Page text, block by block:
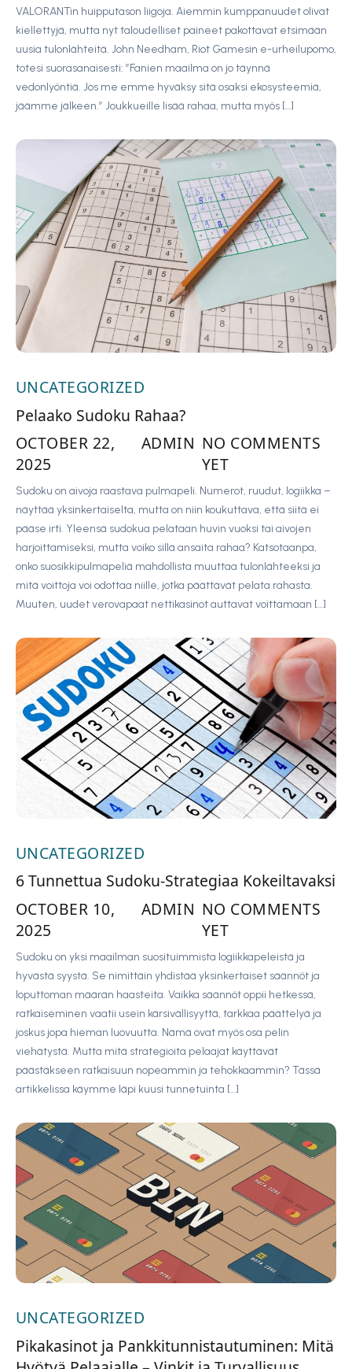
VALORANTin huipputason liigoja. Aiemmin kumppanuudet olivat
kiellettyjä, mutta nyt taloudelliset paineet pakottavat etsimään
uusia tulonlähteitä. John Needham, Riot Gamesin e-urheilupomo,
totesi suorasanaisesti: ”Fanien maailma on jo täynnä
vedonlyöntiä. Jos me emme hyväksy sitä osaksi ekosysteemiä,
jäämme jälkeen.” Joukkueille lisää rahaa, mutta myös […]
UNCATEGORIZED
Pelaako Sudoku Rahaa?
OCTOBER 22,
2025
ADMIN NO COMMENTS
YET
Sudoku on aivoja raastava pulmapeli. Numerot, ruudut, logiikka –
näyttää yksinkertaiselta, mutta on niin koukuttava, että siitä ei
pääse irti. Yleensä sudokua pelataan huvin vuoksi tai aivojen
harjoittamiseksi, mutta voiko sillä ansaita rahaa? Katsotaanpa,
onko suosikkipulmapeliä mahdollista muuttaa tulonlähteeksi ja
mitä voittoja voi odottaa niille, jotka päättävät pelata rahasta.
Muuten, uudet verovapaat nettikasinot auttavat voittamaan […]
UNCATEGORIZED
6 Tunnettua Sudoku-Strategiaa Kokeiltavaksi
OCTOBER 10,
2025
ADMIN NO COMMENTS
YET
Sudoku on yksi maailman suosituimmista logiikkapeleistä ja
hyvästä syystä. Se nimittäin yhdistää yksinkertaiset säännöt ja
loputtoman määrän haasteita. Vaikka säännöt oppii hetkessä,
ratkaiseminen vaatii usein kärsivällisyyttä, tarkkaa päättelyä ja
joskus jopa hieman luovuutta. Nämä ovat myös osa pelin
viehätystä. Mutta mitä strategioita pelaajat käyttävät
päästäkseen ratkaisuun nopeammin ja tehokkaammin? Tässä
artikkelissa käymme läpi kuusi tunnetuinta […]
UNCATEGORIZED
Pikakasinot ja Pankkitunnistautuminen: Mitä